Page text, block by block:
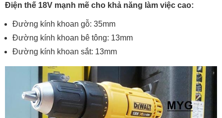
Điện thế 18V mạnh mẽ cho khả năng làm việc cao:
Đường kính khoan gỗ: 35mm
Đường kính khoan bê tông: 13mm
Đường kính khoan sắt: 13mm